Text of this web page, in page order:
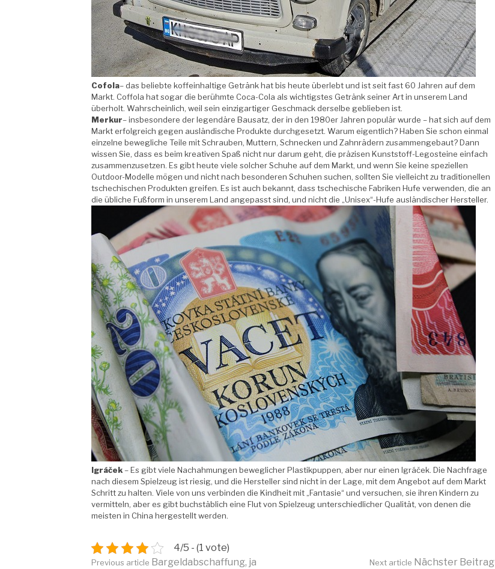
Cofola– das beliebte koffeinhaltige Getränk hat bis heute überlebt und ist seit fast 60 Jahren auf dem
Markt. Coffola hat sogar die berühmte Coca-Cola als wichtigstes Getränk seiner Art in unserem Land
überholt. Wahrscheinlich, weil sein einzigartiger Geschmack derselbe geblieben ist.
Merkur– insbesondere der legendäre Bausatz, der in den 1980er Jahren populär wurde – hat sich auf dem
Markt erfolgreich gegen ausländische Produkte durchgesetzt. Warum eigentlich? Haben Sie schon einmal
einzelne bewegliche Teile mit Schrauben, Muttern, Schnecken und Zahnrädern zusammengebaut? Dann
wissen Sie, dass es beim kreativen Spaß nicht nur darum geht, die präzisen Kunststoff-Legosteine einfach
zusammenzusetzen. Es gibt heute viele solcher Schuhe auf dem Markt, und wenn Sie keine speziellen
Outdoor-Modelle mögen und nicht nach besonderen Schuhen suchen, sollten Sie vielleicht zu traditionellen
tschechischen Produkten greifen. Es ist auch bekannt, dass tschechische Fabriken Hufe verwenden, die an
die übliche Fußform in unserem Land angepasst sind, und nicht die „Unisex“-Hufe ausländischer Hersteller.
Igráček– Es gibt viele Nachahmungen beweglicher Plastikpuppen, aber nur einen Igráček. Die Nachfrage
nach diesem Spielzeug ist riesig, und die Hersteller sind nicht in der Lage, mit dem Angebot auf dem Markt
Schritt zu halten. Viele von uns verbinden die Kindheit mit „Fantasie“ und versuchen, sie ihren Kindern zu
vermitteln, aber es gibt buchstäblich eine Flut von Spielzeug unterschiedlicher Qualität, von denen die
meisten in China hergestellt werden.
4/5 - (1 vote)
Previous article Bargeldabschaffung, ja Next article Nächster Beitrag